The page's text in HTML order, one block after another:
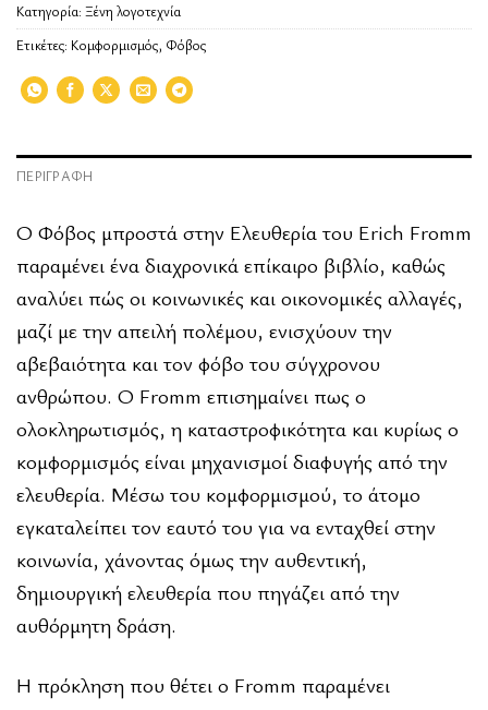
Κατηγορία: Ξένη λογοτεχνία
Ετικέτες: Κομφορμισμός, Φόβος
ΠΕΡΙΓΡΑΦΉ
Ο Φόβος μπροστά στην Ελευθερία του Erich Fromm
παραμένει ένα διαχρονικά επίκαιρο βιβλίο, καθώς
αναλύει πώς οι κοινωνικές και οικονομικές αλλαγές,
μαζί με την απειλή πολέμου, ενισχύουν την
αβεβαιότητα και τον φόβο του σύγχρονου
ανθρώπου. Ο Fromm επισημαίνει πως ο
ολοκληρωτισμός, η καταστροφικότητα και κυρίως ο
κομφορμισμός είναι μηχανισμοί διαφυγής από την
ελευθερία. Μέσω του κομφορμισμού, το άτομο
εγκαταλείπει τον εαυτό του για να ενταχθεί στην
κοινωνία, χάνοντας όμως την αυθεντική,
δημιουργική ελευθερία που πηγάζει από την
αυθόρμητη δράση.
Η πρόκληση που θέτει ο Fromm παραμένει